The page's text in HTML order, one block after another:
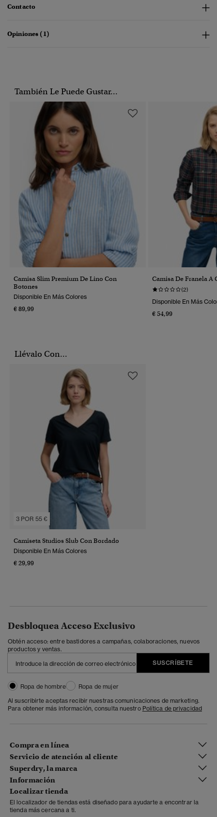
Contacto
Opiniones (1)
También Le Puede Gustar...
Camisa Slim Premium De Lino Con
Botones
Disponible En Más Colores
€ 89,99
Camisa De Franela A
(2)
Disponible En Más
€ 54,99
Llévalo Con...
3 POR 55 €
Camiseta Studios Slub Con Bordado
Disponible En Más Colores
€ 29,99
Desbloquea Acceso Exclusivo
Obtén acceso: entre bastidores a campañas, colaboraciones, nuevos
productos y ventas.
SUSCRÍBETE
Ropa de hombre
Ropa de mujer
Al suscribirte aceptas recibir nuestras comunicaciones de marketing.
Para obtener más información, consulta nuestro Política de privacidad
Compra en línea
Servicio de atención al cliente
Superdry, la marca
Información
Localizar tienda
El localizador de tiendas está diseñado para ayudarte a encontrar la
tienda más cercana a ti.